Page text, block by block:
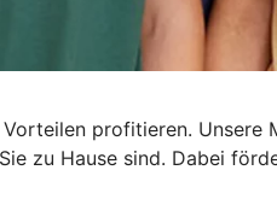
profitieren. Unsere
zu Hause sind. Dabei